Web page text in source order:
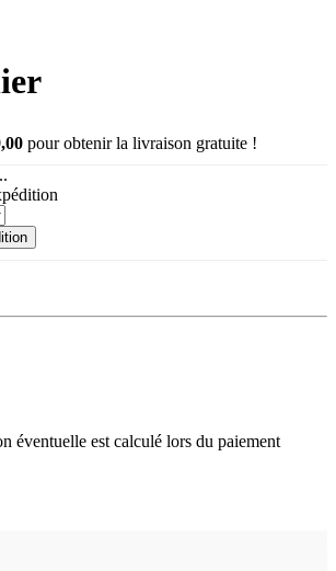
pour obtenir la livraison gratuite !
éventuelle est calculé lors du paiement